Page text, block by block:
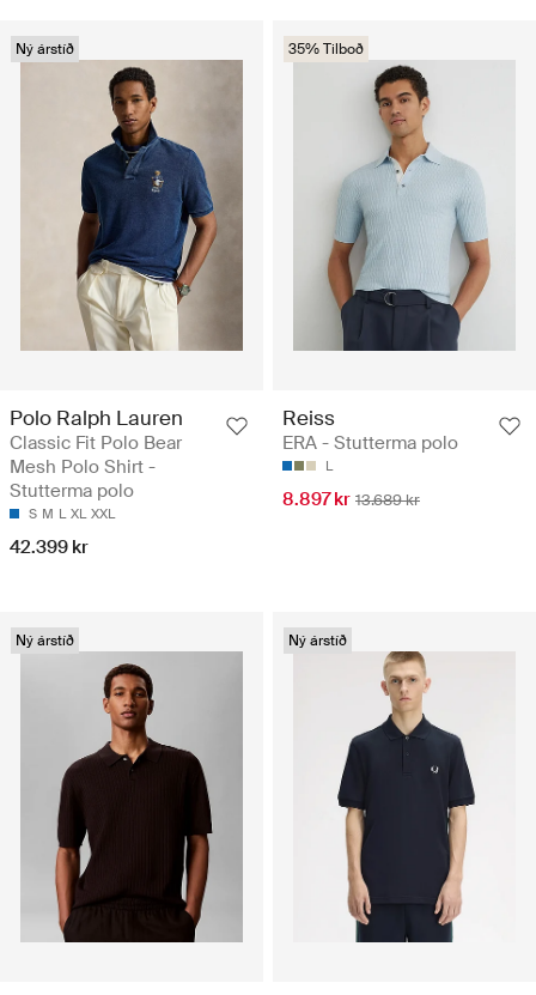
Ný árstíð
Polo Ralph Lauren
Classic Fit Polo Bear
Mesh Polo Shirt -
Stutterma polo
S M L XL XXL
42.399 kr
35% Tilboð
Reiss
ERA - Stutterma polo
L
8.897 kr 13.689 kr
Ný árstíð Ný árstíð